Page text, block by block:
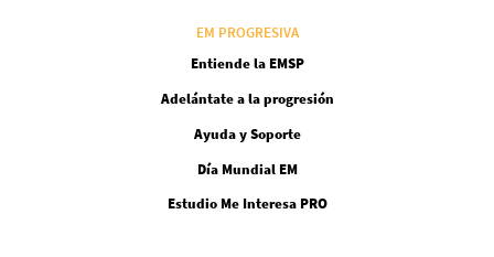
EM PROGRESIVA
Entiende la EMSP
Adelántate a la progresión
Ayuda y Soporte
Día Mundial EM
Estudio Me Interesa PRO